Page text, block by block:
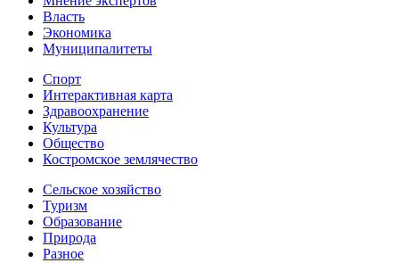
Власть
Экономика
Муниципалитеты
Спорт
Интерактивная карта
Здравоохранение
Культура
Общество
Костромское землячество
Сельское хозяйство
Туризм
Образование
Природа
Разное